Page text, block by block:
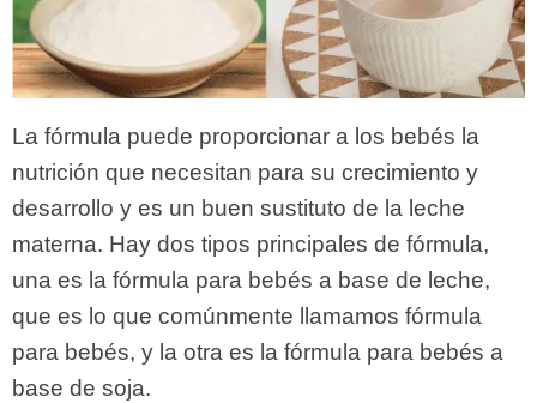
La fórmula puede proporcionar a los bebés la
nutrición que necesitan para su crecimiento y
desarrollo y es un buen sustituto de la leche
materna. Hay dos tipos principales de fórmula,
una es la fórmula para bebés a base de leche,
que es lo que comúnmente llamamos fórmula
para bebés, y la otra es la fórmula para bebés a
base de soja.